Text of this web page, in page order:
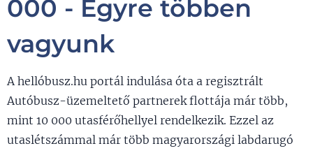
000 - Egyre többen
vagyunk
A hellóbusz.hu portál indulása óta a regisztrált
Autóbusz-üzemeltető partnerek flottája már több,
mint 10 000 utasférőhellyel rendelkezik. Ezzel az
utaslétszámmal már több magyarországi labdarugó